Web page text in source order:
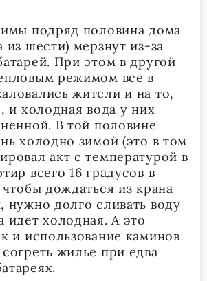
подряд половина дома
из шести) мерзнут из-за
При этом в другой
режимом все в
жители и на то,
и холодная вода у них
В той половине
холодно зимой (это в том
акт с температурой в
всего 16 градусов в
дождаться из крана
нужно долго сливать воду
идет холодная. А это
и использование каминов
жилье при едва